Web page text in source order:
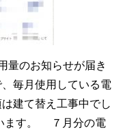
量のお知らせが届き
毎月使用している電
建て替え工事中でし
ます。 ７月分の電